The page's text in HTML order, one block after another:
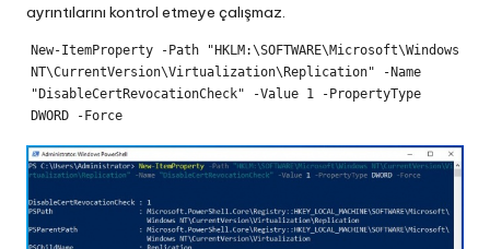
ayrıntılarını kontrol etmeye çalışmaz.
New-ItemProperty -Path "HKLM:\SOFTWARE\Microsoft\Windows
NT\CurrentVersion\Virtualization\Replication" -Name
"DisableCertRevocationCheck" -Value 1 -PropertyType
DWORD -Force